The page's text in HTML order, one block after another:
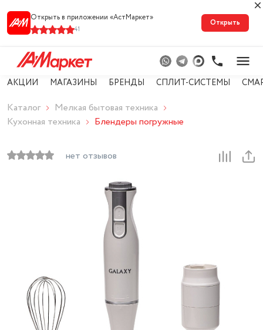
Открыть в приложении «АстМарке‪т‬»
41
Открыть
АКЦИИ МАГАЗИНЫ БРЕНДЫ СПЛИТ-СИСТЕМЫ
Каталог
Мелкая бытовая техника
Кухонная техника
Блендеры погружные
нет отзывов